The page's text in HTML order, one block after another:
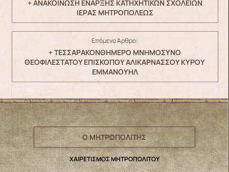
+ ΑΝΑΚΟΙΝΩΣΗ ΕΝΑΡΞΗΣ ΚΑΤΗΧΗΤΙΚΩΝ ΣΧΟΛΕΙΩΝ
ΙΕΡΑΣ ΜΗΤΡΟΠΟΛΕΩΣ
Επόμενο Άρθρο:
+ ΤΕΣΣΑΡΑΚΟΝΘΗΜΕΡΟ ΜΝΗΜΟΣΥΝΟ
ΘΕΟΦΙΛΕΣΤΑΤΟΥ ΕΠΙΣΚΟΠΟΥ ΑΛΙΚΑΡΝΑΣΣΟΥ ΚΥΡΟΥ
ΕΜΜΑΝΟΥΗΛ
Ο ΜΗΤΡΟΠΟΛΙΤΗΣ
ΧΑΙΡΕΤΙΣΜΟΣ ΜΗΤΡΟΠΟΛΙΤΟΥ